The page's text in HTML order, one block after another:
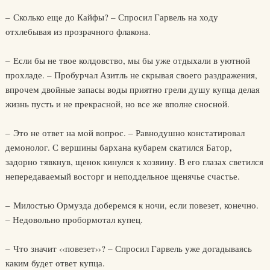
– Сколько еще до Кайфы? – Спросил Гарвель на ходу
отхлебывая из прозрачного флакона.
– Если бы не твое колдовство, мы бы уже отдыхали в уютной
прохладе. – Пробурчал Азитль не скрывая своего раздражения,
впрочем двойные запасы воды приятно грели душу купца делая
жизнь пусть и не прекрасной, но все же вполне сносной.
– Это не ответ на мой вопрос. – Равнодушно констатировал
демонолог. С вершины бархана кубарем скатился Батор,
задорно тявкнув, щенок кинулся к хозяину. В его глазах светился
непередаваемый восторг и неподдельное щенячье счастье.
– Милостью Ормузда доберемся к ночи, если повезет, конечно.
– Недовольно пробормотал купец.
– Что значит ‹‹повезет››? – Спросил Гарвель уже догадываясь
каким будет ответ купца.